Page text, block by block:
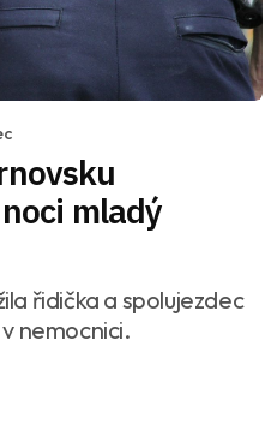
mladý
řidička a spolujezdec
nemocnici.